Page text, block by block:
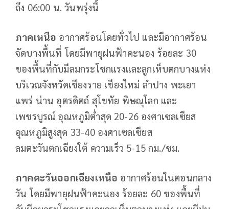
ถึง 06:00 น. วันพรุ่งนี้
ภาคเหนือ อากาศร้อนโดยทั่วไป และมีอากาศร้อน
จัดบางพื้นที่ โดยมีพายุฝนฟ้าคะนอง ร้อยละ 30
ของพื้นที่กับมีลมกระโชกแรงและลูกเห็บตกบางแห่ง
บริเวณจังหวัดเชียงราย เชียงใหม่ ลำปาง พะเยา
แพร่ น่าน อุตรดิตถ์ สุโขทัย พิษณุโลก และ
เพชรบูรณ์ อุณหภูมิต่ำสุด 20-26 องศาเซลเซียส
อุณหภูมิสูงสุด 33-40 องศาเซลเซียส
ลมตะวันตกเฉียงใต้ ความเร็ว 5-15 กม./ชม.
ภาคตะวันออกเฉียงเหนือ อากาศร้อนในตอนกลาง
วัน โดยมีพายุฝนฟ้าคะนอง ร้อยละ 60 ของพื้นที่